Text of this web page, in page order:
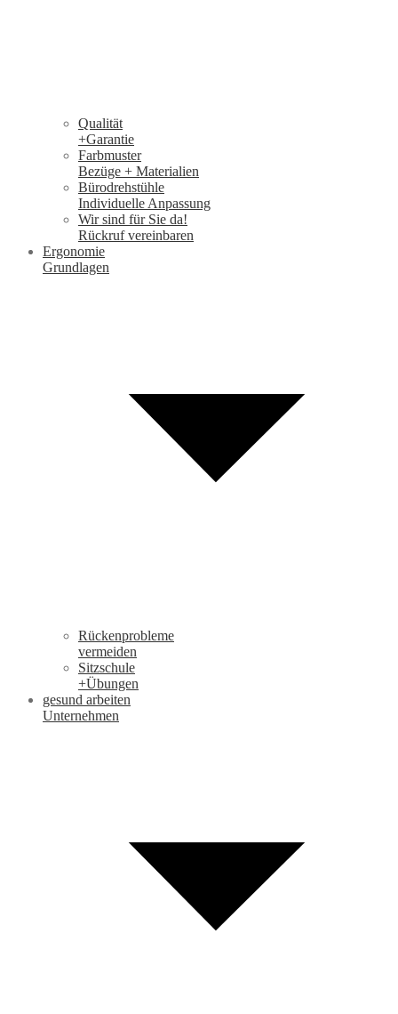
Qualität
+Garantie
Farbmuster
Bezüge + Materialien
Bürodrehstühle
Individuelle Anpassung
Wir sind für Sie da!
Rückruf vereinbaren
Ergonomie
Grundlagen
Rückenprobleme
vermeiden
Sitzschule
+Übungen
gesund arbeiten
Unternehmen